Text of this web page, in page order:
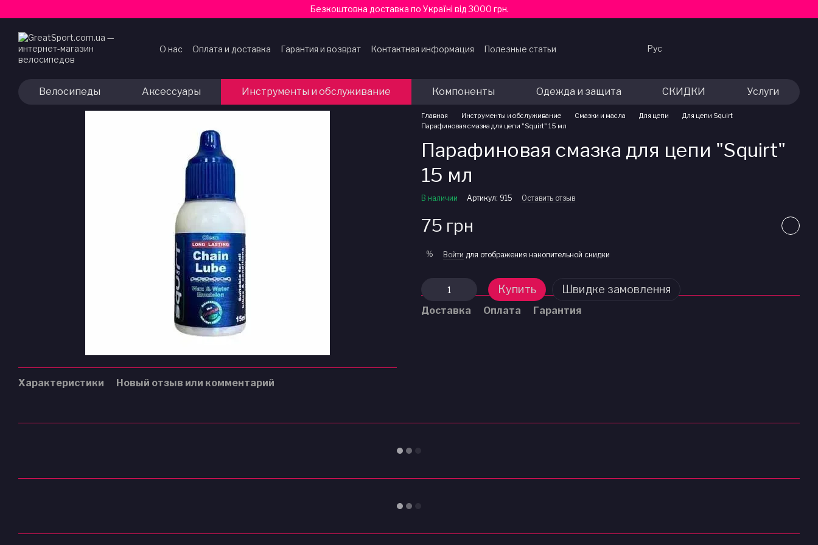
Безкоштовна доставка по Україні від 3000 грн.
О нас Оплата и доставка Гарантия и возврат Контактная информация
Полезные статьи
Рус
Велосипеды Аксессуары Инструменты и обслуживание Компоненты Одежда и защита СКИДКИ Услуги
Характеристики Новый отзыв или комментарий
Главная Инструменты и обслуживание Смазки и масла Для цепи
Для цепи Squirt
Парафиновая смазка для цепи "Squirt" 15 мл
Парафиновая смазка для цепи "Squirt"
15 мл
В наличии Артикул: 915 Оставить отзыв
75 грн
% Войти для отображения накопительной скидки
Купить Швидке замовлення
Доставка Оплата Гарантия